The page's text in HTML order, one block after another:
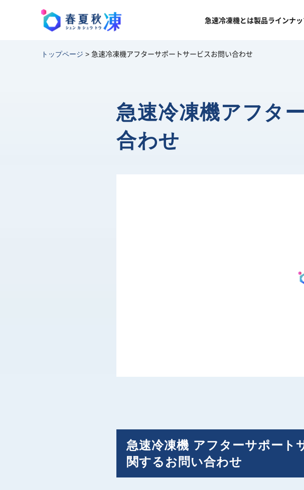
急速冷凍機とは製品ラインナ
トップページ > 急速冷凍機アフターサポートサービスお問い合わせ
急速冷凍機アフタ
合わせ
急速冷凍機 アフターサポート
関するお問い合わせ